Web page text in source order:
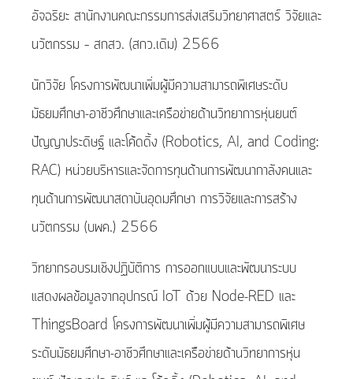
อัจฉริยะ สานักงานคณะกรรมการส่งเสริมวิทยาศาสตร์ วิจัยและ
นวัตกรรม – สกสว. (สกว.เดิม) 2566
นักวิจัย โครงการพัฒนาเพิ่มผู้มีความสามารถพิเศษระดับ
มัธยมศึกษา-อาชีวศึกษาและเครือข่ายด้านวิทยาการหุ่นยนต์
ปัญญาประดิษฐ์ และโค้ดดิ้ง (Robotics, AI, and Coding:
RAC) หน่วยบริหารและจัดการทุนด้านการพัฒนากาลังคนและ
ทุนด้านการพัฒนาสถาบันอุดมศึกษา การวิจัยและการสร้าง
นวัตกรรม (บพค.) 2566
วิทยากรอบรมเชิงปฏิบัติการ การออกแบบและพัฒนาระบบ
แสดงผลข้อมูลจากอุปกรณ์ IoT ด้วย Node-RED และ
ThingsBoard โครงการพัฒนาเพิ่มผู้มีความสามารถพิเศษ
ระดับมัธยมศึกษา-อาชีวศึกษาและเครือข่ายด้านวิทยาการหุ่น